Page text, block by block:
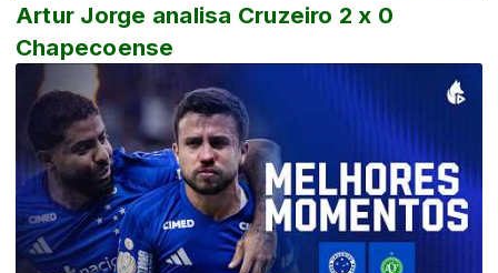
Artur Jorge analisa Cruzeiro 2 x 0
Chapecoense